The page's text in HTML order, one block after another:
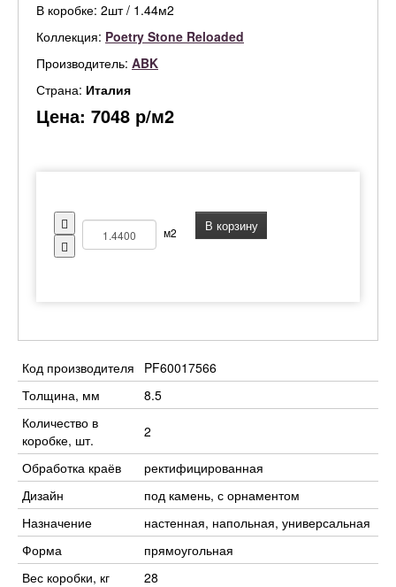
В коробке: 2шт / 1.44м2
Коллекция: Poetry Stone Reloaded
Производитель: ABK
Страна: Италия
Цена: 7048 р/м2
м2 В корзину
Код производителя
PF60017566
Толщина, мм
8.5
Количество в
коробке, шт.
2
Обработка краёв
ректифицированная
Дизайн
под камень, с орнаментом
Назначение
настенная, напольная, универсальная
Форма
прямоугольная
Вес коробки, кг
28